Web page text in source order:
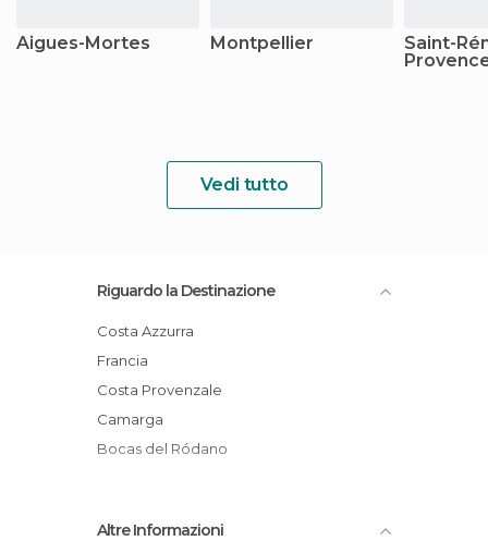
Aigues-Mortes Montpellier
Saint-
Vedi tutto
Riguardo la Destinazione
Costa Azzurra
Francia
Costa Provenzale
Camarga
Bocas del Ródano
Altre Informazioni